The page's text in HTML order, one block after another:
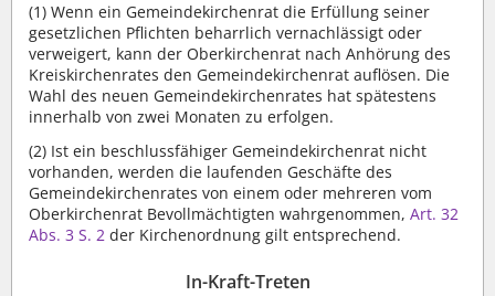
(1) Wenn ein Gemeindekirchenrat die Erfüllung seiner
gesetzlichen Pflichten beharrlich vernachlässigt oder
verweigert, kann der Oberkirchenrat nach Anhörung des
Kreiskirchenrates den Gemeindekirchenrat auflösen. Die
Wahl des neuen Gemeindekirchenrates hat spätestens
innerhalb von zwei Monaten zu erfolgen.
(2) Ist ein beschlussfähiger Gemeindekirchenrat nicht
vorhanden, werden die laufenden Geschäfte des
Gemeindekirchenrates von einem oder mehreren vom
Oberkirchenrat Bevollmächtigten wahrgenommen, Art. 32
Abs. 3 S. 2 der Kirchenordnung gilt entsprechend.
In-Kraft-Treten